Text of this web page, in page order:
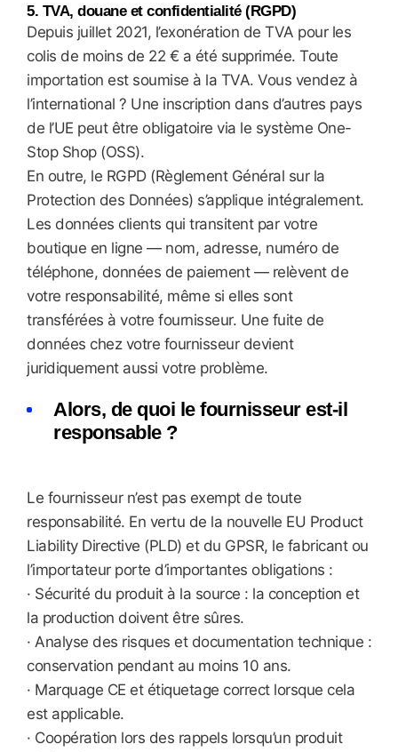
5. TVA, douane et confidentialité (RGPD)
Depuis juillet 2021, l’exonération de TVA pour les
colis de moins de 22 € a été supprimée. Toute
importation est soumise à la TVA. Vous vendez à
l’international ? Une inscription dans d’autres pays
de l’UE peut être obligatoire via le système One-
Stop Shop (OSS).
En outre, le RGPD (Règlement Général sur la
Protection des Données) s’applique intégralement.
Les données clients qui transitent par votre
boutique en ligne — nom, adresse, numéro de
téléphone, données de paiement — relèvent de
votre responsabilité, même si elles sont
transférées à votre fournisseur. Une fuite de
données chez votre fournisseur devient
juridiquement aussi votre problème.
Alors, de quoi le fournisseur est-il
responsable ?
Le fournisseur n’est pas exempt de toute
responsabilité. En vertu de la nouvelle EU Product
Liability Directive (PLD) et du GPSR, le fabricant ou
l’importateur porte d’importantes obligations :
· Sécurité du produit à la source : la conception et
la production doivent être sûres.
· Analyse des risques et documentation technique :
conservation pendant au moins 10 ans.
· Marquage CE et étiquetage correct lorsque cela
est applicable.
· Coopération lors des rappels lorsqu’un produit